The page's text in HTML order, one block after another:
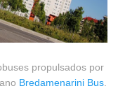
propulsados por
Bredamenarini Bus.